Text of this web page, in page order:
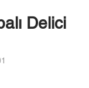
Delici